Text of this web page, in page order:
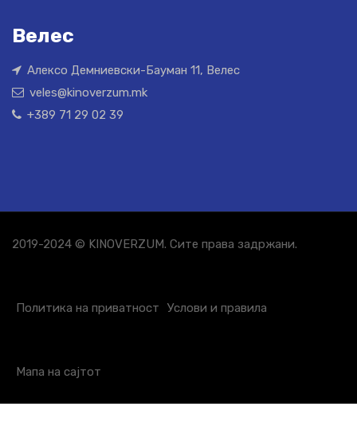
Велес
Алексо Демниевски-Бауман 11, Велес
veles@kinoverzum.mk
+389 71 29 02 39
2019-2024 © KINOVERZUM. Сите права задржани.
Политика на приватност Услови и правила
Мапа на сајтот